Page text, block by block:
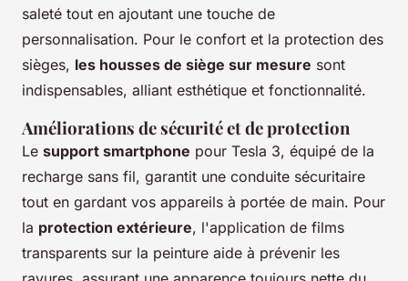
saleté tout en ajoutant une touche de
personnalisation. Pour le confort et la protection des
sièges, les housses de siège sur mesure sont
indispensables, alliant esthétique et fonctionnalité.
Améliorations de sécurité et de protection
Le support smartphone pour Tesla 3, équipé de la
recharge sans fil, garantit une conduite sécuritaire
tout en gardant vos appareils à portée de main. Pour
la protection extérieure, l'application de films
transparents sur la peinture aide à prévenir les